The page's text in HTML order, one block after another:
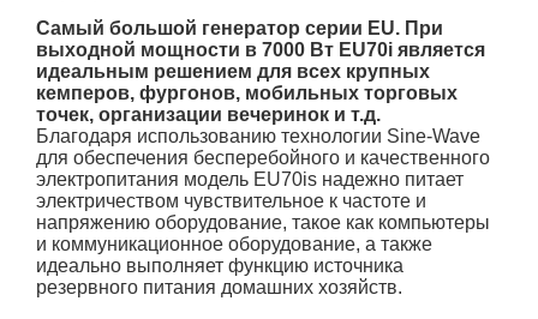
Самый большой генератор серии EU. При
выходной мощности в 7000 Вт EU70i является
идеальным решением для всех крупных
кемперов, фургонов, мобильных торговых
точек, организации вечеринок и т.д.
Благодаря использованию технологии Sine-Wave
для обеспечения бесперебойного и качественного
электропитания модель EU70is надежно питает
электричеством чувствительное к частоте и
напряжению оборудование, такое как компьютеры
и коммуникационное оборудование, а также
идеально выполняет функцию источника
резервного питания домашних хозяйств.